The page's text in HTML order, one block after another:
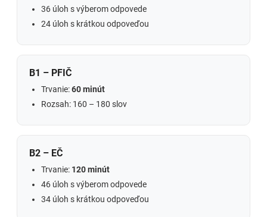
36 úloh s výberom odpovede
24 úloh s krátkou odpoveďou
B1 – PFIČ
Trvanie:60 minút
Rozsah: 160 – 180 slov
B2 – EČ
Trvanie: 120 minút
46 úloh s výberom odpovede
34 úloh s krátkou odpoveďou